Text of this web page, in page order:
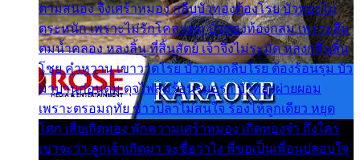
ตามสนอง จึงเศร้าหมอง กลีบบัวทองต้องโรย บัวทองไม่
ตระหนัก เพราะไม่รักโคลนตม บัวทองท้องกลม เพราะลืม
ตมน้ำคลอง หลงลิ้น ที่สิ้นสัตย์ เจ้าจึงไม่ระมัด หลงกลิ่นลิ้น
โชย คำหวาน เขาวาดโรย บัวทองกลีบโรย ต้องร้อนรุม บัว
มาบานก่อนตูม ดุจไฟสุมร้อนรุมอุรา บัวทองผ่ายผอม
เพราะตรอมฤทัย ข้าวปลาไม่สนใจ ร้องไห้ลูกเดียว หยุด
โศก เสียเถิดทอง พักความเศร้าหมอง เถิดทองจ๋า ถึงใคร
เขาจะว่า ลูกเจ้าเกิดมา จะชื่อว่าไง พี่ขอเป็นเพื่อนปลอบใจ